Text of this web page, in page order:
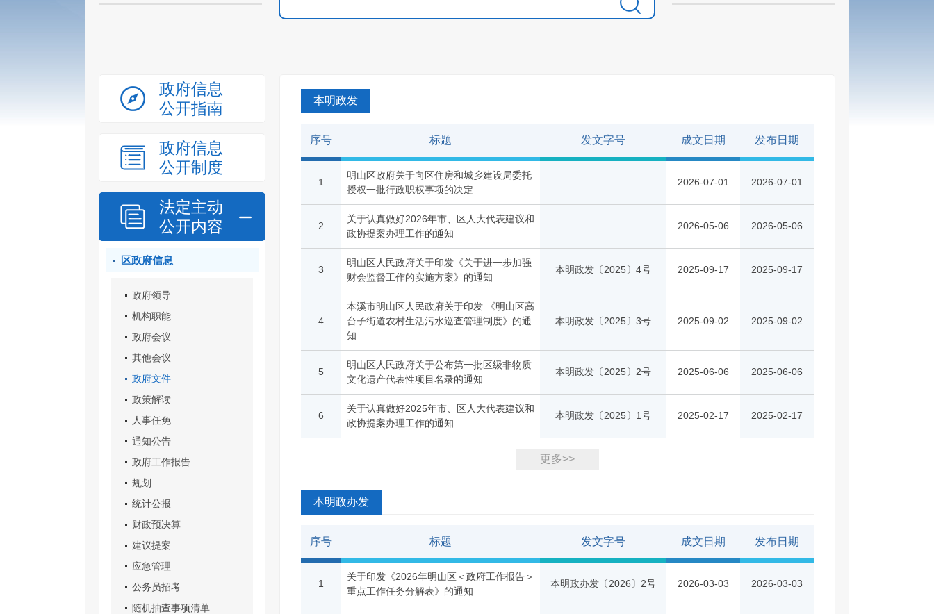
政府信息
公开指南
政府信息
公开制度
法定主动
公开内容
区政府信息
政府领导
机构职能
政府会议
其他会议
政府文件
政策解读
人事任免
通知公告
政府工作报告
规划
统计公报
财政预决算
建议提案
应急管理
公务员招考
随机抽查事项清单
本明政发
序号 标题 发文字号 成文日期 发布日期
1
明山区政府关于向区住房和城乡建设局委托
授权一批行政职权事项的决定
2026-07-01 2026-07-01
2
关于认真做好2026年市、区人大代表建议和
政协提案办理工作的通知
2026-05-06 2026-05-06
3
明山区人民政府关于印发《关于进一步加强
财会监督工作的实施方案》的通知
本明政发〔2025〕4号 2025-09-17 2025-09-17
4
本溪市明山区人民政府关于印发 《明山区高
台子街道农村生活污水巡查管理制度》的通
知
本明政发〔2025〕3号 2025-09-02 2025-09-02
5
明山区人民政府关于公布第一批区级非物质
文化遗产代表性项目名录的通知
本明政发〔2025〕2号 2025-06-06 2025-06-06
6
关于认真做好2025年市、区人大代表建议和
政协提案办理工作的通知
本明政发〔2025〕1号 2025-02-17 2025-02-17
更多>>
本明政办发
序号 标题 发文字号 成文日期 发布日期
1
关于印发《2026年明山区＜政府工作报告＞
重点工作任务分解表》的通知
本明政办发〔2026〕2号 2026-03-03 2026-03-03